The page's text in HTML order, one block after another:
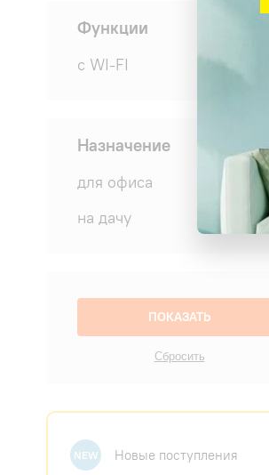
Функции
с WI-FI (3)
Назначение
для офиса
на дачу
NEW Новые поступления